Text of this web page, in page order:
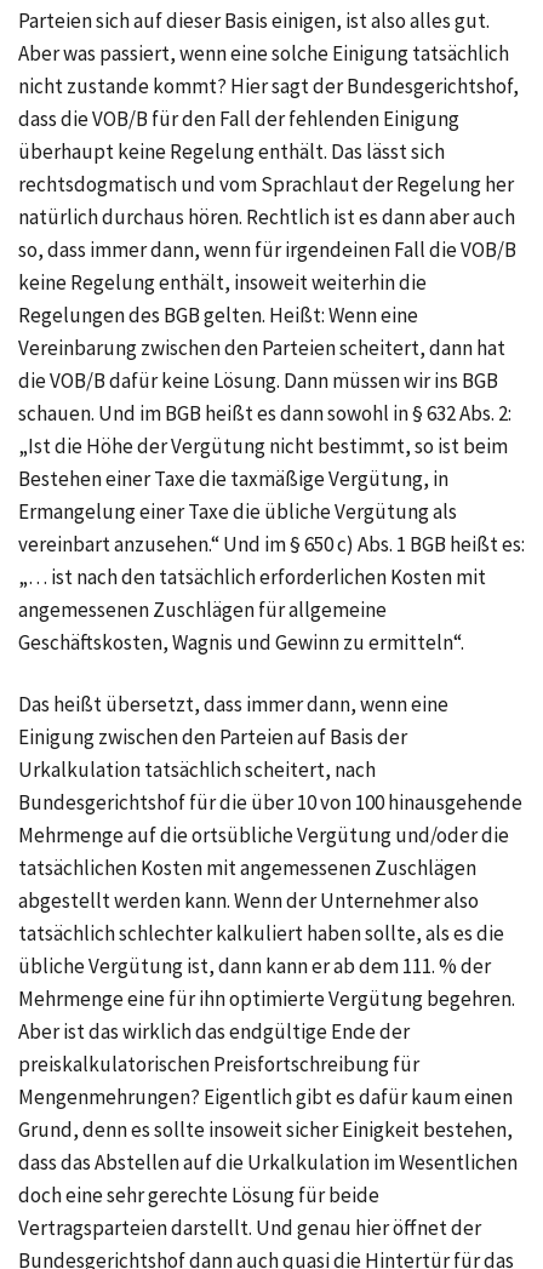
Parteien sich auf dieser Basis einigen, ist also alles gut.
Aber was passiert, wenn eine solche Einigung tatsächlich
nicht zustande kommt? Hier sagt der Bundesgerichtshof,
dass die VOB/B für den Fall der fehlenden Einigung
überhaupt keine Regelung enthält. Das lässt sich
rechtsdogmatisch und vom Sprachlaut der Regelung her
natürlich durchaus hören. Rechtlich ist es dann aber auch
so, dass immer dann, wenn für irgendeinen Fall die VOB/B
keine Regelung enthält, insoweit weiterhin die
Regelungen des BGB gelten. Heißt: Wenn eine
Vereinbarung zwischen den Parteien scheitert, dann hat
die VOB/B dafür keine Lösung. Dann müssen wir ins BGB
schauen. Und im BGB heißt es dann sowohl in§ 632 Abs. 2:
„Ist die Höhe der Vergütung nicht bestimmt, so ist beim
Bestehen einer Taxe die taxmäßige Vergütung, in
Ermangelung einer Taxe die übliche Vergütung als
vereinbart anzusehen.“ Und im§ 650 c) Abs. 1 BGB heißt es:
„… ist nach den tatsächlich erforderlichen Kosten mit
angemessenen Zuschlägen für allgemeine
Geschäftskosten, Wagnis und Gewinn zu ermitteln“.
Das heißt übersetzt, dass immer dann, wenn eine
Einigung zwischen den Parteien auf Basis der
Urkalkulation tatsächlich scheitert, nach
Bundesgerichtshof für dieüber 10 von 100hinausgehende
Mehrmenge auf die ortsübliche Vergütung und/oder die
tatsächlichen Kosten mit angemessenen Zuschlägen
abgestellt werden kann. Wenn der Unternehmer also
tatsächlich schlechter kalkuliert haben sollte, als es die
übliche Vergütung ist, dann kann er ab dem111. %der
Mehrmenge eine für ihn optimierte Vergütung begehren.
Aber ist das wirklich das endgültige Ende der
preiskalkulatorischen Preisfortschreibung für
Mengenmehrungen? Eigentlich gibt es dafür kaum einen
Grund, denn es sollte insoweit sicher Einigkeit bestehen,
dass das Abstellen auf die Urkalkulation im Wesentlichen
doch eine sehr gerechte Lösung für beide
Vertragsparteien darstellt. Und genau hier öffnet der
Bundesgerichtshof dann auch quasi die Hintertür für das